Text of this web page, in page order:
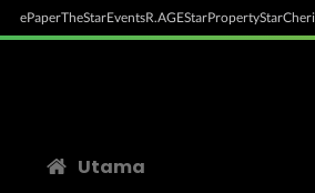
ePaperTheStarEventsR.AGEStarProperty
Utama